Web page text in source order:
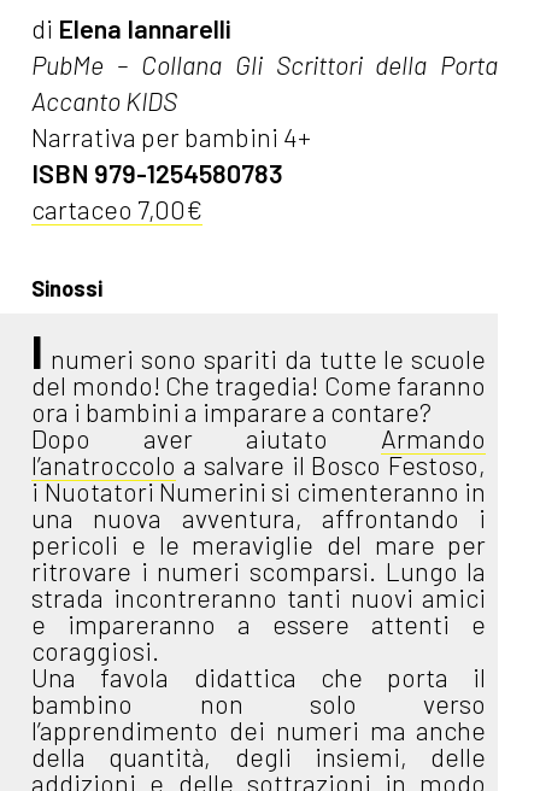
di Elena Iannarelli
PubMe – Collana Gli Scrittori della Porta
Accanto KIDS
Narrativa per bambini 4+
ISBN 979-1254580783
cartaceo 7,00€
Sinossi
I numeri sono spariti da tutte le scuole
del mondo! Che tragedia! Come faranno
ora i bambini a imparare a contare?
Dopo aver aiutato Armando
l’anatroccolo a salvare il Bosco Festoso,
i Nuotatori Numerini si cimenteranno in
una nuova avventura, affrontando i
pericoli e le meraviglie del mare per
ritrovare i numeri scomparsi. Lungo la
strada incontreranno tanti nuovi amici
e impareranno a essere attenti e
coraggiosi.
Una favola didattica che porta il
bambino non solo verso
l’apprendimento dei numeri ma anche
della quantità, degli insiemi, delle
addizioni e delle sottrazioni in modo